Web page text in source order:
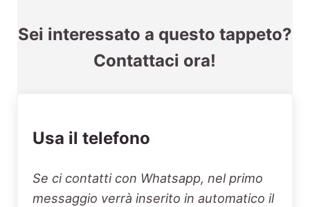
Sei interessato a questo tappeto?
Contattaci ora!
Usa il telefono
Se ci contatti con Whatsapp, nel primo
messaggio verrà inserito in automatico il